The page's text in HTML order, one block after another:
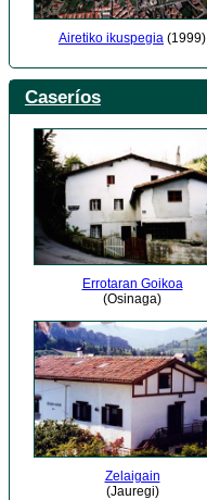
Airetiko ikuspegia (1999)
Caseríos
Errotaran Goikoa
(Osinaga)
Zelaigain
(Jauregi)